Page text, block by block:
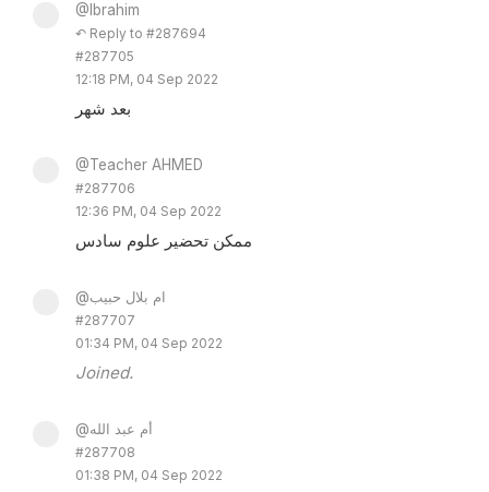
@Ibrahim
↶ Reply to #287694
#287705
12:18 PM, 04 Sep 2022
بعد شهر
@Teacher AHMED
#287706
12:36 PM, 04 Sep 2022
ممكن تحضير علوم سادس
@ام بلال حبيب
#287707
01:34 PM, 04 Sep 2022
Joined.
@أم عبد الله
#287708
01:38 PM, 04 Sep 2022